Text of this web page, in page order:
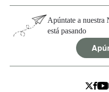
Apúntate a nuestra
está pasando